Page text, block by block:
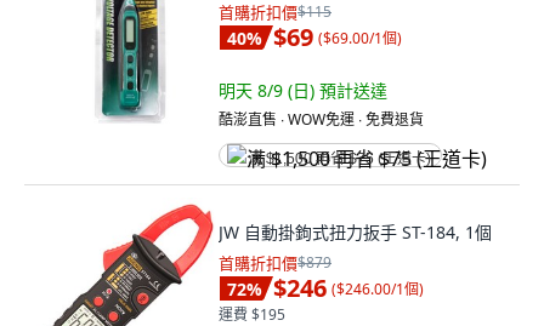
首購折扣價$115
40% $69 ($69.00/1個)
明天 8/9 (日) 預計送達
酷澎直售 ∙ WOW免運 ∙ 免費退貨
满 $1,500 再省 $75 (王道卡)
JW 自動掛鉤式扭力扳手 ST-184, 1個
首購折扣價$879
72% $246 ($246.00/1個)
運費 $195